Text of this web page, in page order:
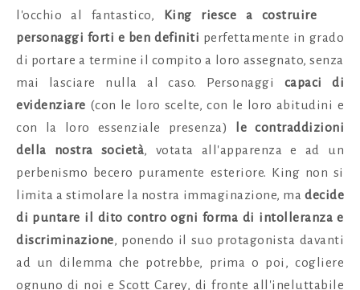
l'occhio al fantastico,
King riesce a costruire
personaggi forti e ben definiti perfettamente in grado
di portare a termine il compito a loro assegnato, senza
mai lasciare nulla al caso. Personaggi capaci di
evidenziare (con le loro scelte, con le loro abitudini e
con la loro essenziale presenza)
le contraddizioni
della nostra società, votata all'apparenza e ad un
perbenismo becero puramente esteriore. King non si
limita a stimolare la nostra immaginazione, ma decide
di puntare il dito contro ogni forma di intolleranza e
discriminazione, ponendo il suo protagonista davanti
ad un dilemma che potrebbe, prima o poi, cogliere
ognuno di noi e Scott Carey, di fronte all'ineluttabile